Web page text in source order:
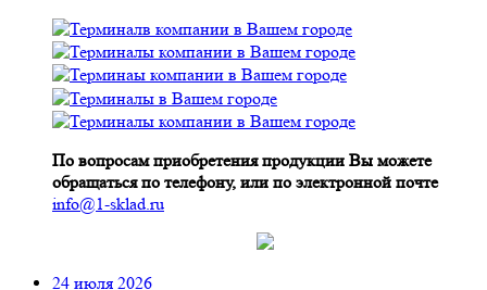
По вопросам приобретения продукции Вы можете
обращаться по телефону, или по электронной почте
info@1-sklad.ru
24 июля 2026